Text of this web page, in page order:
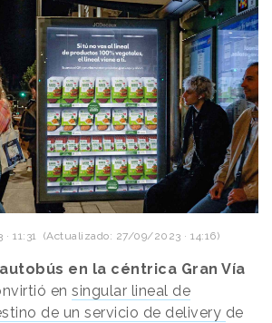
11:31 (Actualizado: 27/09/2023 · 14:16)
en la céntrica Gran Vía
en singular lineal de
de un servicio de delivery de